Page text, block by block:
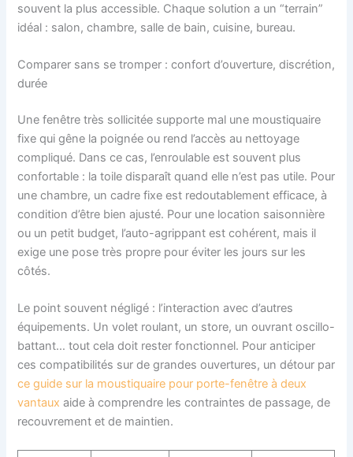
souvent la plus accessible. Chaque solution a un “terrain”
idéal : salon, chambre, salle de bain, cuisine, bureau.
Comparer sans se tromper : confort d’ouverture, discrétion,
durée
Une fenêtre très sollicitée supporte mal une moustiquaire
fixe qui gêne la poignée ou rend l’accès au nettoyage
compliqué. Dans ce cas, l’enroulable est souvent plus
confortable : la toile disparaît quand elle n’est pas utile. Pour
une chambre, un cadre fixe est redoutablement efficace, à
condition d’être bien ajusté. Pour une location saisonnière
ou un petit budget, l’auto-agrippant est cohérent, mais il
exige une pose très propre pour éviter les jours sur les
côtés.
Le point souvent négligé : l’interaction avec d’autres
équipements. Un volet roulant, un store, un ouvrant oscillo-
battant… tout cela doit rester fonctionnel. Pour anticiper
ces compatibilités sur de grandes ouvertures, un détour par
ce guide sur la moustiquaire pour porte-fenêtre à deux
vantaux aide à comprendre les contraintes de passage, de
recouvrement et de maintien.